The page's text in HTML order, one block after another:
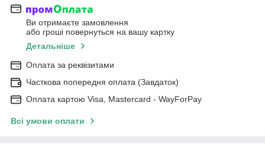
Ви отримаєте замовлення
або гроші повернуться на вашу картку
Детальніше
Оплата за реквізитами
Часткова попередня оплата (Завдаток)
Оплата картою Visa, Mastercard - WayForPay
Всі умови оплати